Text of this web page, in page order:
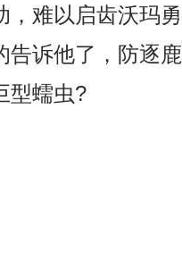
难以启齿沃玛
告诉他了，防逐
蠕虫?